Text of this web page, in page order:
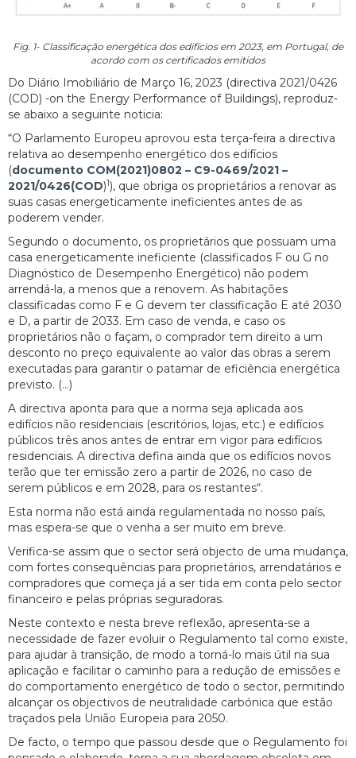
Fig. 1- Classificação energética dos edifícios em 2023, em Portugal, de
acordo com os certificados emitidos
Do Diário Imobiliário de Março 16, 2023 (directiva 2021/0426
(COD) -on the Energy Performance of Buildings), reproduz-
se abaixo a seguinte noticia:
“O Parlamento Europeu aprovou esta terça-feira a directiva
relativa ao desempenho energético dos edifícios
(documento COM(2021)0802 – C9-0469/2021 –
2021/0426(COD)1), que obriga os proprietários a renovar as
suas casas energeticamente ineficientes antes de as
poderem vender.
Segundo o documento, os proprietários que possuam uma
casa energeticamente ineficiente (classificados F ou G no
Diagnóstico de Desempenho Energético) não podem
arrendá-la, a menos que a renovem. As habitações
classificadas como F e G devem ter classificação E até 2030
e D, a partir de 2033. Em caso de venda, e caso os
proprietários não o façam, o comprador tem direito a um
desconto no preço equivalente ao valor das obras a serem
executadas para garantir o patamar de eficiência energética
previsto. (…)
A directiva aponta para que a norma seja aplicada aos
edifícios não residenciais (escritórios, lojas, etc.) e edifícios
públicos três anos antes de entrar em vigor para edifícios
residenciais. A directiva defina ainda que os edifícios novos
terão que ter emissão zero a partir de 2026, no caso de
serem públicos e em 2028, para os restantes“.
Esta norma não está ainda regulamentada no nosso país,
mas espera-se que o venha a ser muito em breve.
Verifica-se assim que o sector será objecto de uma mudança,
com fortes consequências para proprietários, arrendatários e
compradores que começa já a ser tida em conta pelo sector
financeiro e pelas próprias seguradoras.
Neste contexto e nesta breve reflexão, apresenta-se a
necessidade de fazer evoluir o Regulamento tal como existe,
para ajudar à transição, de modo a torná-lo mais útil na sua
aplicação e facilitar o caminho para a redução de emissões e
do comportamento energético de todo o sector, permitindo
alcançar os objectivos de neutralidade carbónica que estão
traçados pela União Europeia para 2050.
De facto, o tempo que passou desde que o Regulamento foi